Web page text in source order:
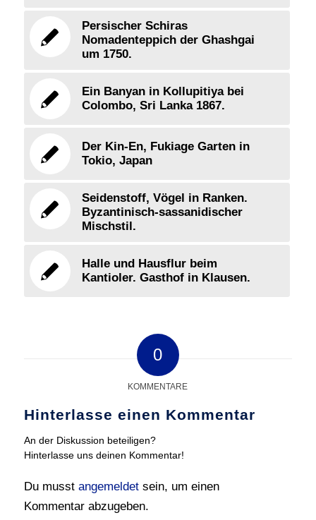
Persischer Schiras
Nomadenteppich der Ghashgai
um 1750.
Ein Banyan in Kollupitiya bei
Colombo, Sri Lanka 1867.
Der Kin-En, Fukiage Garten in
Tokio, Japan
Seidenstoff, Vögel in Ranken.
Byzantinisch-sassanidischer
Mischstil.
Halle und Hausflur beim
Kantioler. Gasthof in Klausen.
0
KOMMENTARE
Hinterlasse einen Kommentar
An der Diskussion beteiligen?
Hinterlasse uns deinen Kommentar!
Du musst angemeldetsein, um einen
Kommentar abzugeben.